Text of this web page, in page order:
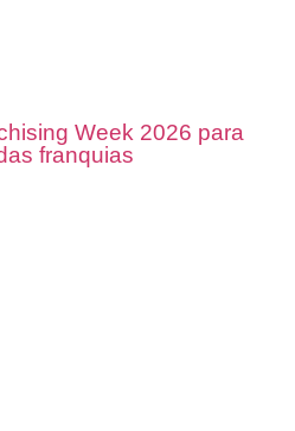
Week 2026 para
franquias